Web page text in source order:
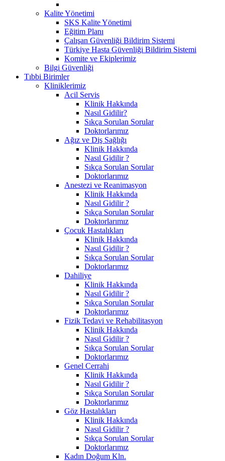
Kalite Yönetimi
SKS Kalite Yönetimi
Eğitim Planı
Çalışan Güvenliği Bildirim Sistemi
Türkiye Hasta Güvenliği Bildirim Sistemi
Komite ve Ekiplerimiz
Bilgi Güvenliği
Tıbbi Birimler
Kliniklerimiz
Acil Servis
Klinik Hakkında
Nasıl Gidilir?
Sıkça Sorulan Sorular
Doktorlarımız
Ağız ve Diş Sağlığı
Klinik Hakkında
Nasıl Gidilir ?
Sıkça Sorulan Sorular
Doktorlarımız
Anestezi ve Reanimasyon
Klinik Hakkında
Nasıl Gidilir ?
Sıkça Sorulan Sorular
Doktorlarımız
Çocuk Hastalıkları
Klinik Hakkında
Nasıl Gidilir ?
Sıkça Sorulan Sorular
Doktorlarımız
Dahiliye
Klinik Hakkında
Nasıl Gidilir ?
Sıkça Sorulan Sorular
Doktorlarımız
Fizik Tedavi ve Rehabilitasyon
Klinik Hakkında
Nasıl Gidilir ?
Sıkça Sorulan Sorular
Doktorlarımız
Genel Cerrahi
Klinik Hakkında
Nasıl Gidilir ?
Sıkça Sorulan Sorular
Doktorlarımız
Göz Hastalıkları
Klinik Hakkında
Nasıl Gidilir ?
Sıkça Sorulan Sorular
Doktorlarımız
Kadın Doğum Kln.